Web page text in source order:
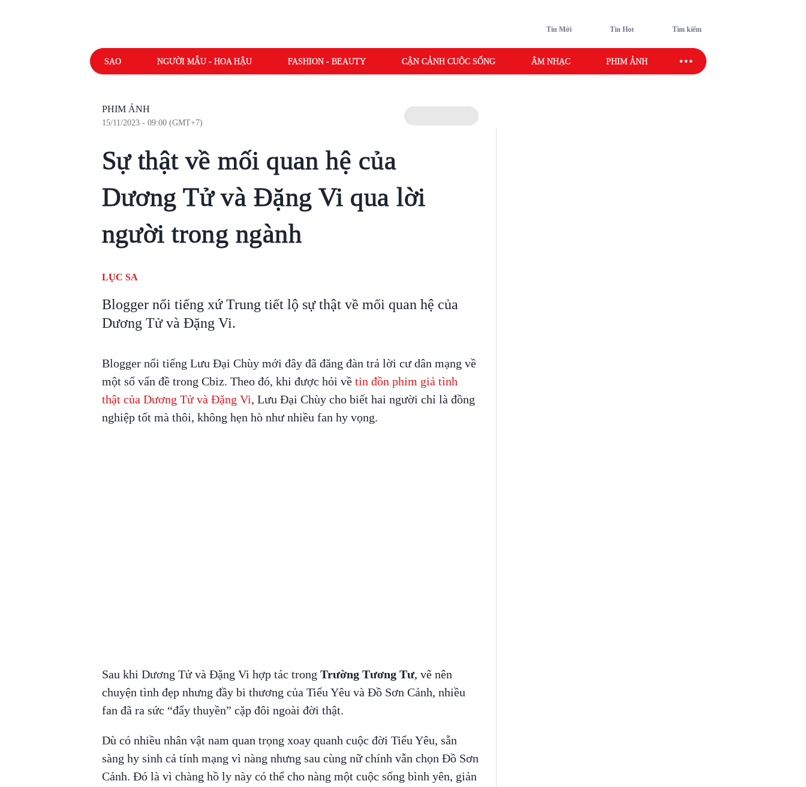
Tin Mới Tin Hot Tìm kiếm
SAO NGƯỜI MẪU - HOA HẬU FASHION - BEAUTY CẬN CẢNH CUỘC SỐNG ÂM NHẠC PHIM ẢNH SAO SPORT
PHIM ẢNH
15/11/2023 - 09:00 (GMT+7)
Sự thật về mối quan hệ của
Dương Tử và Đặng Vi qua lời
người trong ngành
LỤC SA
Blogger nổi tiếng xứ Trung tiết lộ sự thật về mối quan hệ của
Dương Tử và Đặng Vi.
Blogger nổi tiếng Lưu Đại Chùy mới đây đã đăng đàn trả lời cư dân mạng về
một số vấn đề trong Cbiz. Theo đó, khi được hỏi về tin đồn phim giả tình
thật của Dương Tử và Đặng Vi, Lưu Đại Chùy cho biết hai người chỉ là đồng
nghiệp tốt mà thôi, không hẹn hò như nhiều fan hy vọng.
Sau khi Dương Tử và Đặng Vi hợp tác trong Trường Tương Tư, vẽ nên
chuyện tình đẹp nhưng đầy bi thương của Tiểu Yêu và Đồ Sơn Cảnh, nhiều
fan đã ra sức “đẩy thuyền” cặp đôi ngoài đời thật.
Dù có nhiều nhân vật nam quan trọng xoay quanh cuộc đời Tiểu Yêu, sẵn
sàng hy sinh cả tính mạng vì nàng nhưng sau cùng nữ chính vẫn chọn Đồ Sơn
Cảnh. Đó là vì chàng hồ ly này có thể cho nàng một cuộc sống bình yên, giản